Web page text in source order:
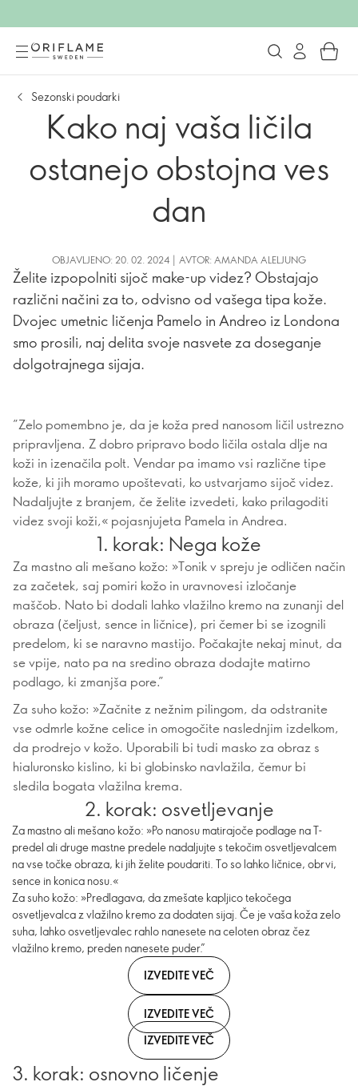
Sezonski poudarki
Kako naj vaša ličila
ostanejo obstojna ves
dan
OBJAVLJENO: 20. 02. 2024 | AVTOR: AMANDA ALELJUNG
Želite izpopolniti sijoč make-up videz? Obstajajo
različni načini za to, odvisno od vašega tipa kože.
Dvojec umetnic ličenja Pamelo in Andreo iz Londona
smo prosili, naj delita svoje nasvete za doseganje
dolgotrajnega sijaja.
”Zelo pomembno je, da je koža pred nanosom ličil ustrezno
pripravljena. Z dobro pripravo bodo ličila ostala dlje na
koži in izenačila polt. Vendar pa imamo vsi različne tipe
kože, ki jih moramo upoštevati, ko ustvarjamo sijoč videz.
Nadaljujte z branjem, če želite izvedeti, kako prilagoditi
videz svoji koži,« pojasnjujeta Pamela in Andrea.
1. korak: Nega kože
Za mastno ali mešano kožo: »Tonik v spreju je odličen način
za začetek, saj pomiri kožo in uravnovesi izločanje
maščob. Nato bi dodali lahko vlažilno kremo na zunanji del
obraza (čeljust, sence in ličnice), pri čemer bi se izognili
predelom, ki se naravno mastijo. Počakajte nekaj minut, da
se vpije, nato pa na sredino obraza dodajte matirno
podlago, ki zmanjša pore.”
Za suho kožo: »Začnite z nežnim pilingom, da odstranite
vse odmrle kožne celice in omogočite naslednjim izdelkom,
da prodrejo v kožo. Uporabili bi tudi masko za obraz s
hialuronsko kislino, ki bi globinsko navlažila, čemur bi
sledila bogata vlažilna krema.
2. korak: osvetljevanje
Za mastno ali mešano kožo: »Po nanosu matirajoče podlage na T-
predel ali druge mastne predele nadaljujte s tekočim osvetljevalcem
na vse točke obraza, ki jih želite poudariti. To so lahko ličnice, obrvi,
sence in konica nosu.«
Za suho kožo: »Predlagava, da zmešate kapljico tekočega
osvetljevalca z vlažilno kremo za dodaten sijaj. Če je vaša koža zelo
suha, lahko osvetljevalec rahlo nanesete na celoten obraz čez
vlažilno kremo, preden nanesete puder.”
IZVEDITE VEČ
IZVEDITE VEČ
IZVEDITE VEČ
3. korak: osnovno ličenje